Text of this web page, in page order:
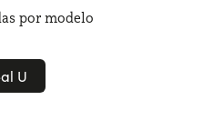
por modelo
U